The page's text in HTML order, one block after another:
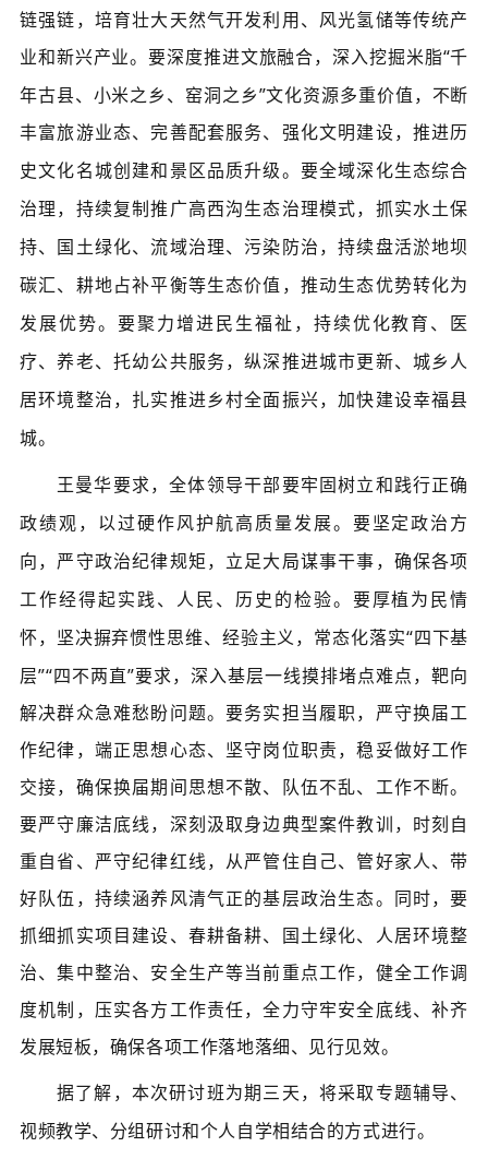
链强链，培育壮大天然气开发利用、风光氢储等传统产
业和新兴产业。要深度推进文旅融合，深入挖掘米脂“千
年古县、小米之乡、窑洞之乡”文化资源多重价值，不断
丰富旅游业态、完善配套服务、强化文明建设，推进历
史文化名城创建和景区品质升级。要全域深化生态综合
治理，持续复制推广高西沟生态治理模式，抓实水土保
持、国土绿化、流域治理、污染防治，持续盘活淤地坝
碳汇、耕地占补平衡等生态价值，推动生态优势转化为
发展优势。要聚力增进民生福祉，持续优化教育、医
疗、养老、托幼公共服务，纵深推进城市更新、城乡人
居环境整治，扎实推进乡村全面振兴，加快建设幸福县
城。
王曼华要求，全体领导干部要牢固树立和践行正确
政绩观，以过硬作风护航高质量发展。要坚定政治方
向，严守政治纪律规矩，立足大局谋事干事，确保各项
工作经得起实践、人民、历史的检验。要厚植为民情
怀，坚决摒弃惯性思维、经验主义，常态化落实“四下基
层”“四不两直”要求，深入基层一线摸排堵点难点，靶向
解决群众急难愁盼问题。要务实担当履职，严守换届工
作纪律，端正思想心态、坚守岗位职责，稳妥做好工作
交接，确保换届期间思想不散、队伍不乱、工作不断。
要严守廉洁底线，深刻汲取身边典型案件教训，时刻自
重自省、严守纪律红线，从严管住自己、管好家人、带
好队伍，持续涵养风清气正的基层政治生态。同时，要
抓细抓实项目建设、春耕备耕、国土绿化、人居环境整
治、集中整治、安全生产等当前重点工作，健全工作调
度机制，压实各方工作责任，全力守牢安全底线、补齐
发展短板，确保各项工作落地落细、见行见效。
据了解，本次研讨班为期三天，将采取专题辅导、
视频教学、分组研讨和个人自学相结合的方式进行。